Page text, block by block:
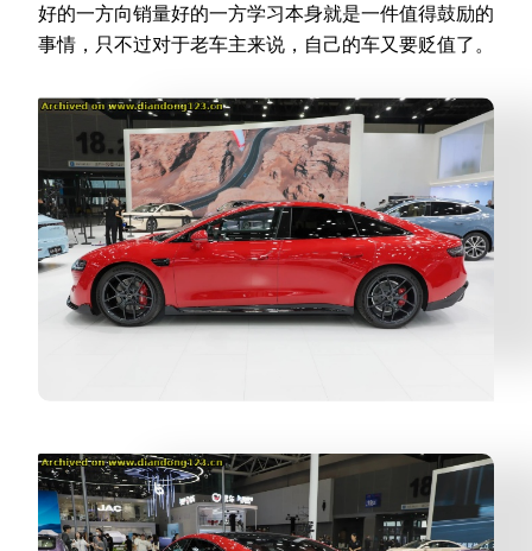
好的一方向销量好的一方学习本身就是一件值得鼓励的
事情，只不过对于老车主来说，自己的车又要贬值了。